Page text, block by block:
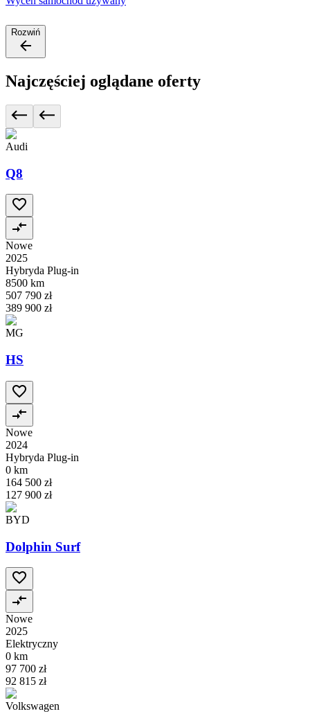
Rozwiń
Najczęściej oglądane oferty
Audi
Q8
Nowe
2025
Hybryda Plug-in
8500 km
507 790 zł
389 900 zł
MG
HS
Nowe
2024
Hybryda Plug-in
0 km
164 500 zł
127 900 zł
BYD
Dolphin Surf
Nowe
2025
Elektryczny
0 km
97 700 zł
92 815 zł
Volkswagen